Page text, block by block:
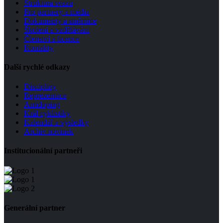
Struktura svazu
Pro partnery a média
Dokumenty a směrnice
Školení a vzdělávání
Členství a licence
Kontakty
Další rychlé odkazy
Disciplíny
Reprezentace
Antidoping
Král cyklistiky
Kalendář a výsledky
Archiv novinek
Institucionální partneři
Generální partner